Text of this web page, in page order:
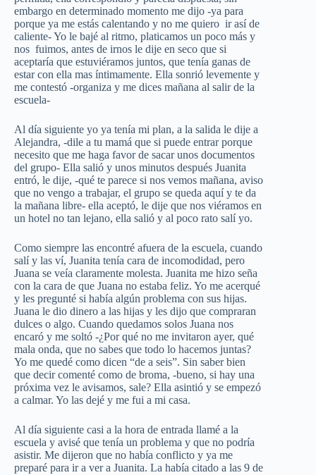
embargo en determinado momento me dijo -ya para
porque ya me estás calentando y no me quiero ir así de
caliente- Yo le bajé al ritmo, platicamos un poco más y
nos fuimos, antes de irnos le dije en seco que si
aceptaría que estuviéramos juntos, que tenía ganas de
estar con ella mas íntimamente. Ella sonrió levemente y
me contestó -organiza y me dices mañana al salir de la
escuela-
Al día siguiente yo ya tenía mi plan, a la salida le dije a
Alejandra, -dile a tu mamá que si puede entrar porque
necesito que me haga favor de sacar unos documentos
del grupo- Ella salió y unos minutos después Juanita
entró, le dije, -qué te parece si nos vemos mañana, aviso
que no vengo a trabajar, el grupo se queda aquí y te da
la mañana libre- ella aceptó, le dije que nos viéramos en
un hotel no tan lejano, ella salió y al poco rato salí yo.
Como siempre las encontré afuera de la escuela, cuando
salí y las ví, Juanita tenía cara de incomodidad, pero
Juana se veía claramente molesta. Juanita me hizo seña
con la cara de que Juana no estaba feliz. Yo me acerqué
y les pregunté si había algún problema con sus hijas.
Juana le dio dinero a las hijas y les dijo que compraran
dulces o algo. Cuando quedamos solos Juana nos
encaró y me soltó -¿Por qué no me invitaron ayer, qué
mala onda, que no sabes que todo lo hacemos juntas?
Yo me quedé como dicen “de a seis”. Sin saber bien
que decir comenté como de broma, -bueno, si hay una
próxima vez le avisamos, sale? Ella asintió y se empezó
a calmar. Yo las dejé y me fui a mi casa.
Al día siguiente casi a la hora de entrada llamé a la
escuela y avisé que tenía un problema y que no podría
asistir. Me dijeron que no había conflicto y ya me
preparé para ir a ver a Juanita. La había citado a las 9 de